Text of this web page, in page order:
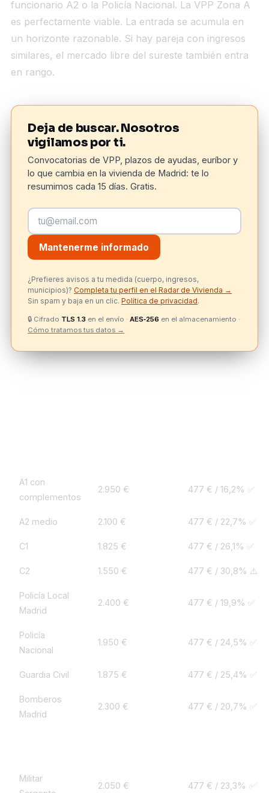
funcionario A2 o la Policía Nacional. La VPP Zona A
es perfectamente viable. La entrada se acumula en
un horizonte razonable. Si hay pareja con ingresos
similares, el mercado libre del sureste también entra
en rango.
Deja de buscar. Nosotros
vigilamos por ti.
Convocatorias de VPP, plazos de ayudas, euríbor y
lo que cambia en la vivienda de Madrid: te lo
resumimos cada 15 días. Gratis.
Mantenerme informado
¿Prefieres avisos a tu medida (cuerpo, ingresos,
municipios)? Completa tu perfil en el Radar de Vivienda →
Sin spam y baja en un clic.Política de privacidad.
🔒 Cifrado TLS 1.3 en el envío ·AES‑256 en el almacenamiento ·
Cómo tratamos tus datos →
A1 con
complementos
2.950 € 477 € / 16,2% ✅
A2 medio 2.100 € 477 € / 22,7% ✅
C1 1.825 € 477 € / 26,1% ✅
C2 1.550 € 477 € / 30,8% ⚠️
Policía Local
Madrid
2.400 € 477 € / 19,9% ✅
Policía
Nacional
1.950 € 477 € / 24,5% ✅
Guardia Civil 1.875 € 477 € / 25,4% ✅
Bomberos
Madrid
2.300 € 477 € / 20,7% ✅
Militar
2.050 € 477 € / 23,3% ✅